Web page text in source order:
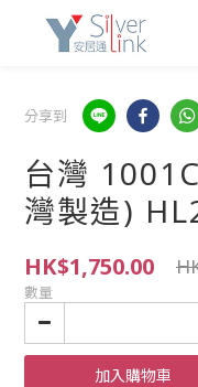
分享到
台灣
灣製造)
HK$1,750.00
數量
加入購物車